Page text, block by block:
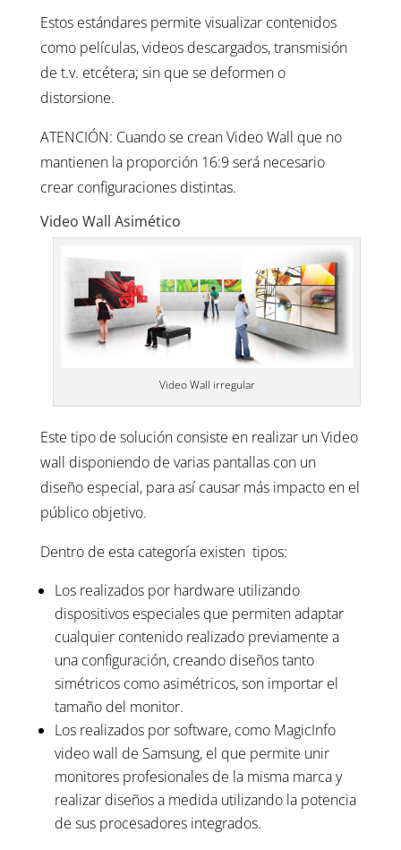
Estos estándares permite visualizar contenidos
como películas, videos descargados, transmisión
de t.v. etcétera; sin que se deformen o
distorsione.
ATENCIÓN: Cuando se crean Video Wall que no
mantienen la proporción 16:9 será necesario
crear configuraciones distintas.
Video Wall Asimético
Video Wall irregular
Este tipo de solución consiste en realizar un Video
wall disponiendo de varias pantallas con un
diseño especial, para así causar más impacto en el
público objetivo.
Dentro de esta categoría existen tipos:
Los realizados por hardware utilizando
dispositivos especiales que permiten adaptar
cualquier contenido realizado previamente a
una configuración, creando diseños tanto
simétricos como asimétricos, son importar el
tamaño del monitor.
Los realizados por software, como MagicInfo
video wall de Samsung, el que permite unir
monitores profesionales de la misma marca y
realizar diseños a medida utilizando la potencia
de sus procesadores integrados.